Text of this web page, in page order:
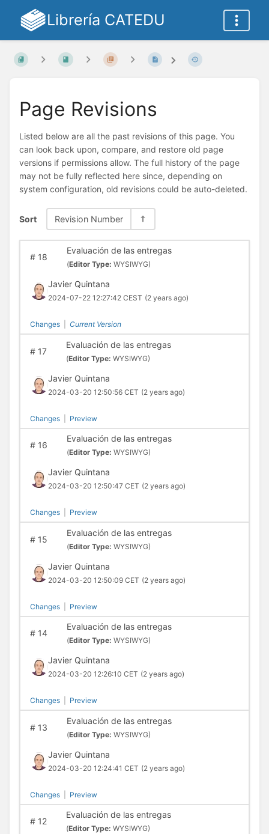
Librería CATEDU
Page Revisions
Listed below are all the past revisions of this page. You
can look back upon, compare, and restore old page
versions if permissions allow. The full history of the page
may not be fully reflected here since, depending on
system configuration, old revisions could be auto-deleted.
Sort Revision Number
#18
Evaluación de las entregas
(Editor Type: WYSIWYG)
Javier Quintana
2024-07-22 12:27:42 CEST (2 years ago)
Changes Current Version
#17
Evaluación de las entregas
(Editor Type: WYSIWYG)
Javier Quintana
2024-03-20 12:50:56 CET (2 years ago)
Changes Preview
#16
Evaluación de las entregas
(Editor Type: WYSIWYG)
Javier Quintana
2024-03-20 12:50:47 CET (2 years ago)
Changes Preview
#15
Evaluación de las entregas
(Editor Type: WYSIWYG)
Javier Quintana
2024-03-20 12:50:09 CET (2 years ago)
Changes Preview
#14
Evaluación de las entregas
(Editor Type: WYSIWYG)
Javier Quintana
2024-03-20 12:26:10 CET (2 years ago)
Changes Preview
#13
Evaluación de las entregas
(Editor Type: WYSIWYG)
Javier Quintana
2024-03-20 12:24:41 CET (2 years ago)
Changes Preview
#12
Evaluación de las entregas
(Editor Type: WYSIWYG)